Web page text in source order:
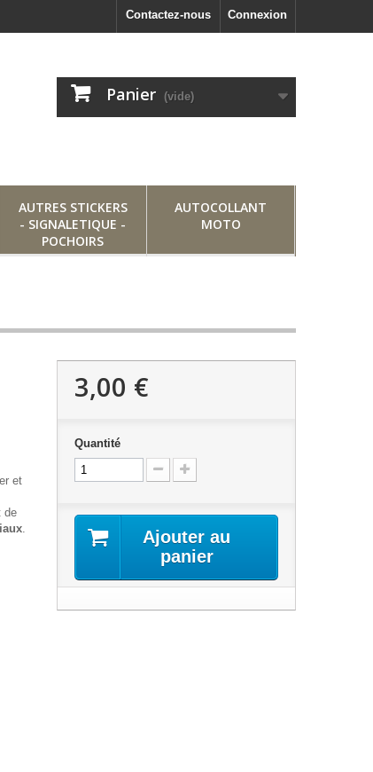
Connexion
Contactez-nous
Panier (vide)
AUTRES STICKERS
- SIGNALETIQUE -
POCHOIRS
AUTOCOLLANT
MOTO
et
de
.
3,00 €
Quantité
Ajouter au
panier